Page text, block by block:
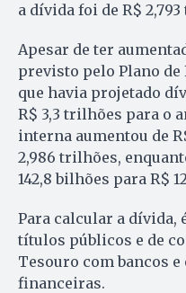
a dívida foi de R$
Apesar de ter
previsto pelo Plano de
que havia projetado
R$ 3,3 trilhões para o
interna aumentou de
2,986 trilhões,
142,8 bilhões para R$
Para calcular a dívida,
títulos públicos e de
Tesouro com bancos
financeiras.